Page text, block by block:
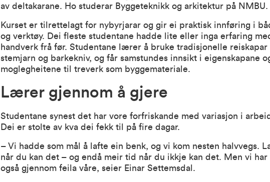
av deltakarane. Ho studerar Byggeteknikk og arkitektur på NMBU.
Kurset er tilrettelagt for nybyrjarar og gir ei praktisk innføring i
og verktøy. Dei fleste studentane hadde lite eller inga erfaring
handverk frå før. Studentane lærer å bruke tradisjonelle reiskapar
stemjarn og barkekniv, og får samstundes innsikt i eigenskapane
moglegheitene til treverk som byggemateriale.
Lærer gjennom å gjere
Studentane synest det har vore forfriskande med variasjon i
Dei er stolte av kva dei fekk til på fire dagar.
– Vi hadde som mål å lafte ein benk, og vi kom nesten halvvegs.
når du kan det – og endå meir tid når du ikkje kan det. Men vi
også gjennom feila våre, seier Einar Settemsdal.